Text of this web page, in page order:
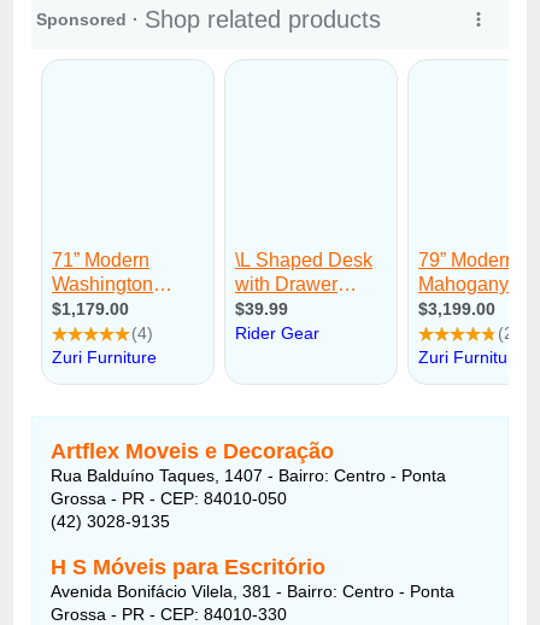
Artflex Moveis e Decoração
Rua Balduíno Taques, 1407 - Bairro: Centro - Ponta
Grossa - PR - CEP: 84010-050
(42) 3028-9135
H S Móveis para Escritório
Avenida Bonifácio Vilela, 381 - Bairro: Centro - Ponta
Grossa - PR - CEP: 84010-330